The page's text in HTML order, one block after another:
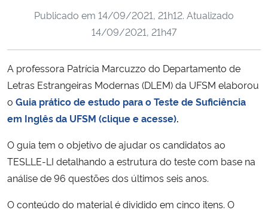
Ministério da Cidadania
Ministério de Minas e Energia
Ministério da Ciência, Tecnologia, Inovações e Comunicações
Ministério do Meio Ambiente
Ministério do Desenvolvimento Regional
Publicado em 14/09/2021, 21h12. Atualizado
14/09/2021, 21h47
A professora Patrícia Marcuzzo do Departamento de
Letras Estrangeiras Modernas (DLEM) da UFSM elaborou
o Guia prático de estudo para o Teste de Suficiência
em Inglês da UFSM (clique e acesse).
O guia tem o objetivo de ajudar os candidatos ao
TESLLE-LI detalhando a estrutura do teste com base na
análise de 96 questões dos últimos seis anos.
O conteúdo do material é dividido em cinco itens. O